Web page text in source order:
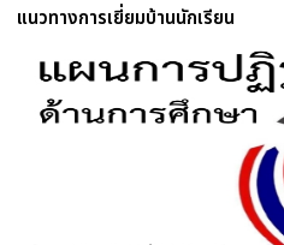
แนวทางการเยี่ยมบ้านนักเรียน